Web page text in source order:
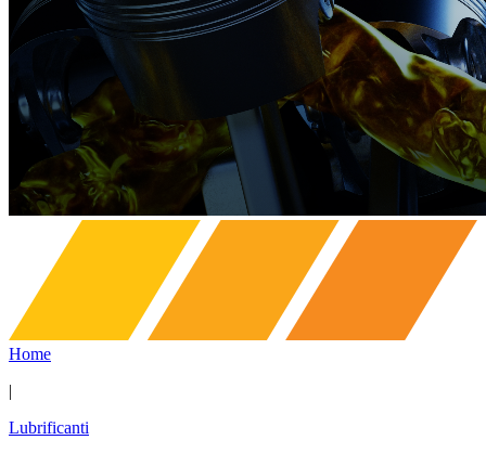
Home
|
Lubrificanti